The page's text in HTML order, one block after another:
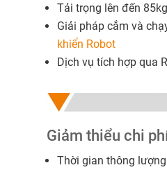
Tải trọng lên đến 85kg
Giải pháp cắm và
khiển Robot
Dịch vụ tích hợp qua
Giảm thiểu chi
Thời gian thông